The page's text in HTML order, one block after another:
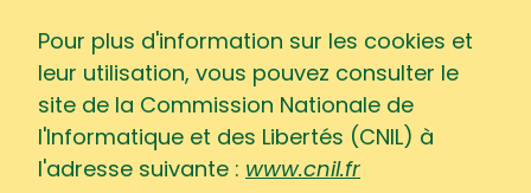
Pour plus d'information sur les cookies et
leur utilisation, vous pouvez consulter le
site de la Commission Nationale de
l'Informatique et des Libertés (CNIL) à
l'adresse suivante : www.cnil.fr